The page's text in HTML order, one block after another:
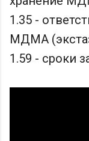
1.35 -
МДМА
1.59 - сроки